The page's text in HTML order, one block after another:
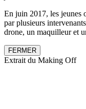
En juin 2017, les jeunes
par plusieurs
drone, un maquilleur et
FERMER
Extrait du Making Off